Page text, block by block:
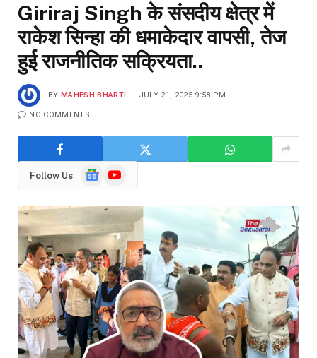
Giriraj Singh के संसदीय क्षेत्र में
राकेश सिन्हा की धमाकेदार वापसी, तेज
हुई राजनीतिक सक्रियता..
BY MAHESH BHARTI JULY 21, 2025 9:58 PM
NO COMMENTS
Follow Us
GoogleYouTube